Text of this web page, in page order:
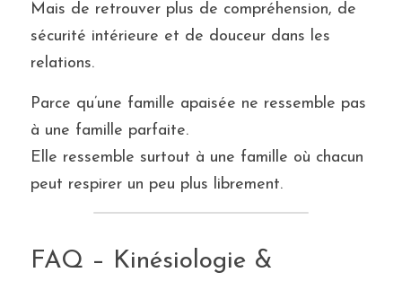
Mais de retrouver plus de compréhension, de
sécurité intérieure et de douceur dans les
relations.
Parce qu’une famille apaisée ne ressemble pas
à une famille parfaite.
Elle ressemble surtout à une famille où chacun
peut respirer un peu plus librement.
FAQ – Kinésiologie &